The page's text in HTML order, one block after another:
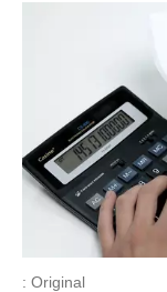
: Original